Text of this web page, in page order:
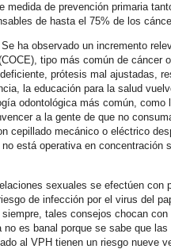
de prevención primaria
de hasta el 75% de los
Se ha observado un incremento
tipo más común de cáncer
prótesis mal ajustadas,
la educación para la salud
odontológica más común, como
a la gente de que no
cepillado mecánico o eléctrico
está operativa en concentración
sexuales se efectúen con
de infección por el virus del
tales consejos chocan
es banal porque se sabe que
al VPH tienen un riesgo nueve